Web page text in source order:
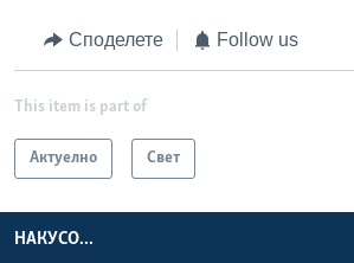
Споделете Follow us
This item is part of
Актуелно Свет
НАКУСО...